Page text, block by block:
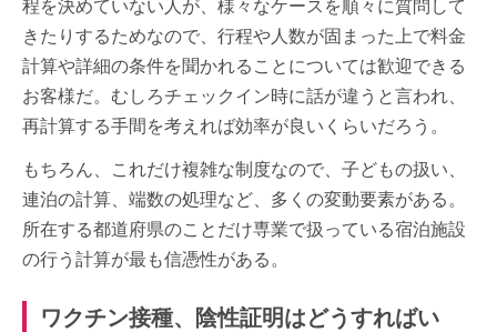
程を決めていない人が、様々なケースを順々に質問して
きたりするためなので、行程や人数が固まった上で料金
計算や詳細の条件を聞かれることについては歓迎できる
お客様だ。むしろチェックイン時に話が違うと言われ、
再計算する手間を考えれば効率が良いくらいだろう。
もちろん、これだけ複雑な制度なので、子どもの扱い、
連泊の計算、端数の処理など、多くの変動要素がある。
所在する都道府県のことだけ専業で扱っている宿泊施設
の行う計算が最も信憑性がある。
ワクチン接種、陰性証明はどうすればい